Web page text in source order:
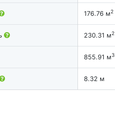
176.76 м2
230.31 м2
855.91 м3
8.32 м